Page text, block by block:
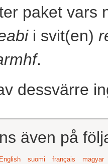
paket vars
i svit(en)
.
dessvärre
även på
English suomi français
magyar